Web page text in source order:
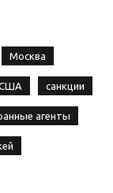
Москва
санкции
агенты